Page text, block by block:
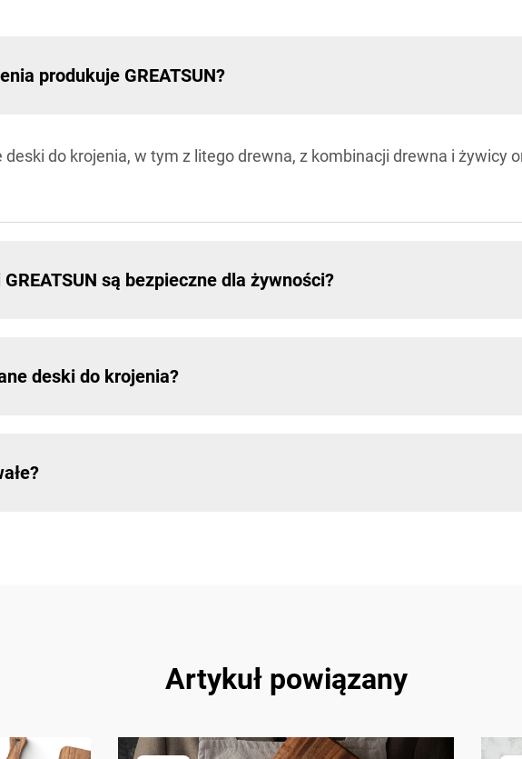
produkuje GREATSUN?
deski do krojenia, w tym z litego drewna, z kombinacji drewna i żywicy
są bezpieczne dla żywności?
deski do krojenia?
Artykuł powiązany